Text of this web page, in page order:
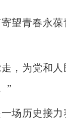
望青春永葆
，为党和人
”
场历史接力